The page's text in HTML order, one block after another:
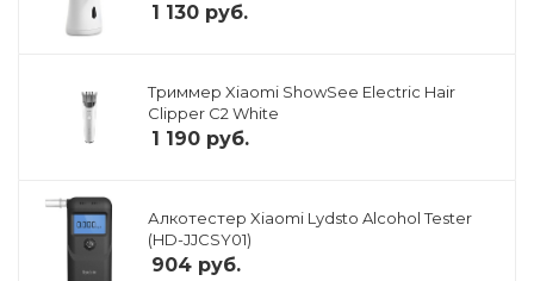
1 130 руб.
Триммер Xiaomi ShowSee Electric Hair
Clipper C2 White
1 190 руб.
Алкотестер Xiaomi Lydsto Alcohol Tester
(HD-JJCSY01)
904 руб.